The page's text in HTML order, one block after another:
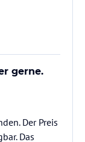
gerne.
Der Preis
Das